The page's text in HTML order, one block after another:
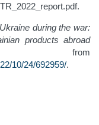
during the war:
products abroad
from
10/24/692959/.